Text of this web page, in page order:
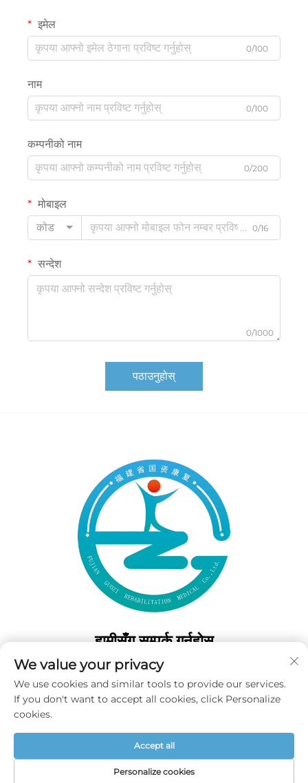
इमेल
0/100
नाम
0/100
कम्पनीको नाम
0/200
मोबाइल
कोड
0/16
सन्देश
0/1000
पठाउनुहोस्
हामीसँग सम्पर्क गर्नुहोस्
Add: 50 Gaofeng दक्षिण लेन, पश्चिम गेट फुझोउ, फुजियान, चीन
टेल:+86-19859128239
इमेल: [email protected]
कॉपीराइट © 2026 फुजियान गुओजी पुनर्स्थापना मेडिकल कं, लि॰ सर्वाधिकार सुरक्षित -
गोपनीयता नीति
We value your privacy
We use cookies and similar tools to provide our services.
If you don't want to accept all cookies, click Personalize
cookies.
Personalize cookies
Accept all